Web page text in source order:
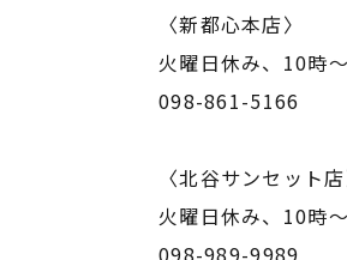
〈新都心本店〉
火曜日休み、10時
098-861-5166
〈北谷サンセット店
火曜日休み、10時
098-989-9989